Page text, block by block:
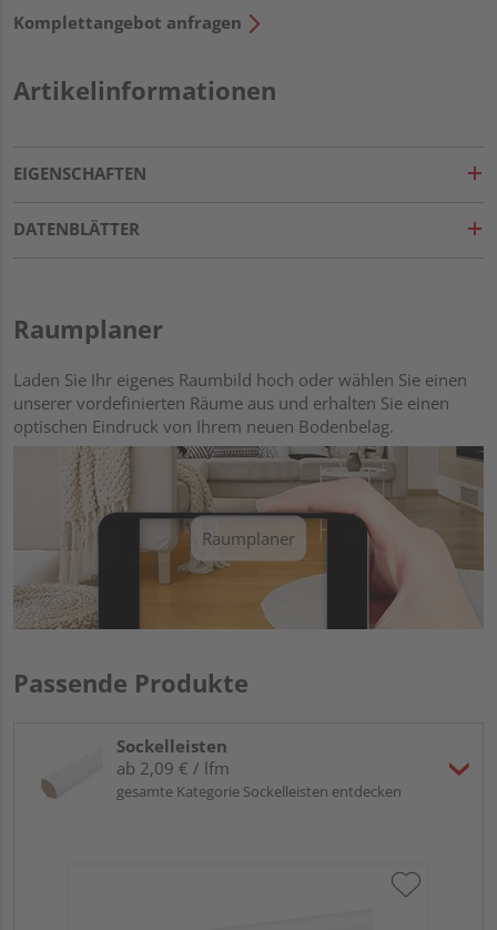
Komplettangebot anfragen
Artikelinformationen
EIGENSCHAFTEN
DATENBLÄTTER
Raumplaner
Laden Sie Ihr eigenes Raumbild hoch oder wählen Sie einen
unserer vordefinierten Räume aus und erhalten Sie einen
optischen Eindruck von Ihrem neuen Bodenbelag.
Raumplaner
Passende Produkte
Sockelleisten
ab 2,09 € / lfm
gesamte Kategorie Sockelleisten entdecken